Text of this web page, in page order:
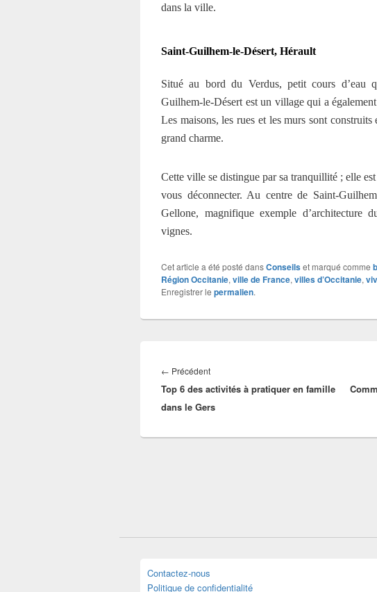
dans la ville.
Saint-Guilhem-le-Désert, Hérault
Situé au bord du Verdus, petit cours d’eau
Guilhem-le-Désert est un village qui a
Les maisons, les rues et les murs sont
grand charme.
Cette ville se distingue par sa tranquillité ; elle
vous déconnecter. Au centre de Saint-
Gellone, magnifique exemple d’architecture
vignes.
Cet article a été posté dansConseilset marqué comme
Région Occitanie, ville de France, villes d’Occitanie,
Enregistrer le permalien.
de
l’article
← PrécédentArticle
précédent :
Top 6 des activités à pratiquer en famille
dans le Gers
Contactez-nous
Politique de confidentialité